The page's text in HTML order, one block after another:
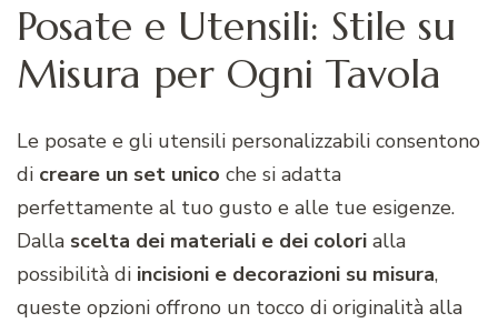
Posate e Utensili: Stile su
Misura per Ogni Tavola
Le posate e gli utensili personalizzabili consentono
di creare un set unico che si adatta
perfettamente al tuo gusto e alle tue esigenze.
Dalla scelta dei materiali e dei colori alla
possibilità di incisioni e decorazioni su misura,
queste opzioni offrono un tocco di originalità alla